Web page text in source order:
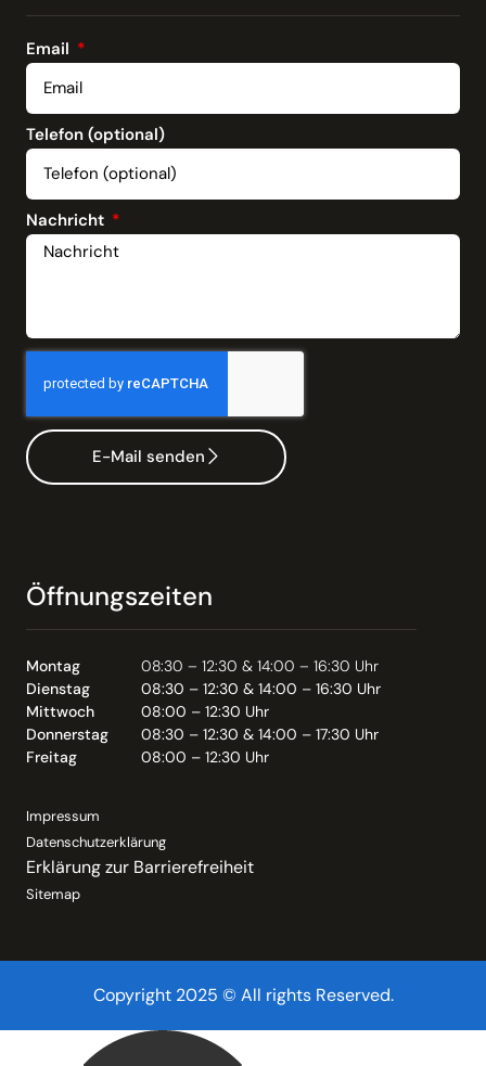
Email
Telefon (optional)
Nachricht
E-Mail senden
Öffnungszeiten
Montag
08:30 – 12:30 & 14:00 – 16:30 Uhr
Dienstag
08:30 – 12:30 & 14:00 – 16:30 Uhr
Mittwoch
08:00 – 12:30 Uhr
Donnerstag
08:30 – 12:30 & 14:00 – 17:30 Uhr
Freitag
08:00 – 12:30 Uhr
Impressum
Datenschutzerklärung
Erklärung zur Barrierefreiheit
Sitemap
Copyright 2025 © All rights Reserved.